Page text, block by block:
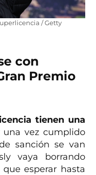
/ Getty
con
Premio
tienen una
una vez cumplido
sanción se van
vaya borrando
esperar hasta